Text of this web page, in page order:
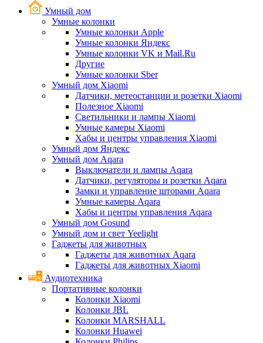
Умный дом
Умные колонки
Умные колонки Apple
Умные колонки Яндекс
Умные колонки VK и Mail.Ru
Другие
Умные колонки Sber
Умный дом Xiaomi
Датчики, метеостанции и розетки Xiaomi
Полезное Xiaomi
Светильники и лампы Xiaomi
Умные камеры Xiaomi
Хабы и центры управления Xiaomi
Умный дом Яндекс
Умный дом Aqara
Выключатели и лампы Aqara
Датчики, регуляторы и розетки Aqara
Замки и управление шторами Aqara
Умные камеры Aqara
Хабы и центры управления Aqara
Умный дом Gosund
Умный дом и свет Yeelight
Гаджеты для животных
Гаджеты для животных Aqara
Гаджеты для животных Xiaomi
Аудиотехника
Портативные колонки
Колонки Xiaomi
Колонки JBL
Колонки MARSHALL
Колонки Huawei